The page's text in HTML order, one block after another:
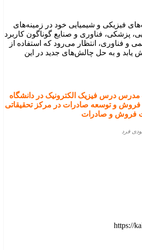
فیزیکی و شیمیایی خود در زمینه‌های
پزشکی، فناوری و صنایع گوناگون کاربرد
و فناوری، انتظار می‌رود که استفاده از
یابد و به حل چالش‌های جدید در این
مدرس درس فیزیک الکترونیک در دانشگاه
و توسعه صادرات در مرکز تحقیقاتی
فروش و صادرات
فرد
https://